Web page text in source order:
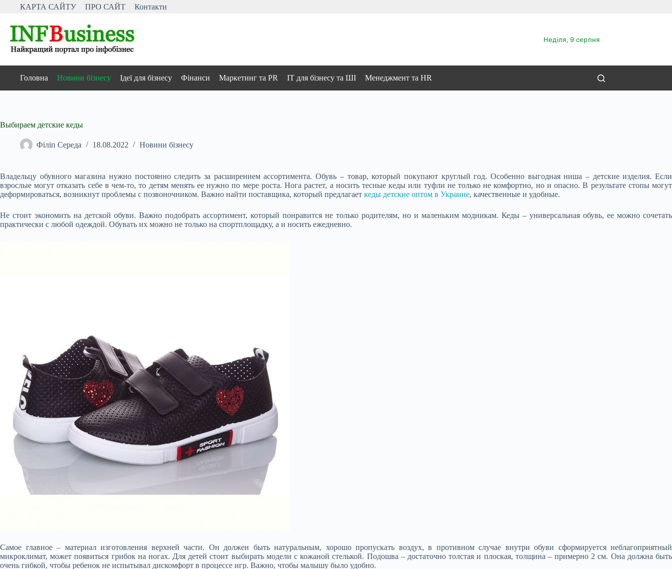
ПерейтиКАРТА САЙТУ ПРО САЙТ Контакти
Неділя, 9 серпня
Головна Новини бізнесу Ідеї для бізнесу Фінанси Маркетинг та PR IT для бізнесу та ШІ Менеджмент та HR
Выбираем детские кеды
Філіп Середа 18.08.2022 Новини бізнесу
Владельцу обувного магазина нужно постоянно следить за расширением ассортимента. Обувь – товар, который покупают круглый год. Особенно выгодная ниша – детские изделия. Если
взрослые могут отказать себе в чем-то, то детям менять ее нужно по мере роста. Нога растет, а носить тесные кеды или туфли не только не комфортно, но и опасно. В результате стопы могут
деформироваться, возникнут проблемы с позвоночником. Важно найти поставщика, который предлагает кеды детские оптом в Украине, качественные и удобные.
Не стоит экономить на детской обуви. Важно подобрать ассортимент, который понравится не только родителям, но и маленьким модникам. Кеды – универсальная обувь, ее можно сочетать
практически с любой одеждой. Обувать их можно не только на спортплощадку, а и носить ежедневно.
Самое главное – материал изготовления верхней части. Он должен быть натуральным, хорошо пропускать воздух, в противном случае внутри обуви сформируется неблагоприятный
микроклимат, может появиться грибок на ногах. Для детей стоит выбирать модели с кожаной стелькой. Подошва – достаточно толстая и плоская, толщина – примерно 2 см. Она должна быть
очень гибкой, чтобы ребенок не испытывал дискомфорт в процессе игр. Важно, чтобы малышу было удобно.